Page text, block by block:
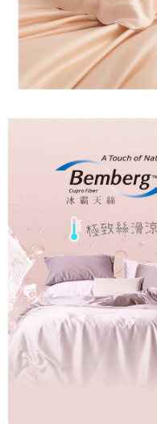
時審查核予不同之上限額度；
請求用戶進行身份認證。
５．嚴禁一人註冊多個帳號或使
恩沛科技股份有限公司將有權
郵局包裹
每筆NT$250